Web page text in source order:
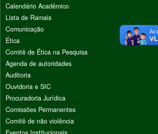
Calendário Acadêmico
Lista de Ramais
Comunicação
Ética
Comitê de Ética na Pesquisa
Agenda de autoridades
Auditoria
Ouvidoria e SIC
Procuradoria Jurídica
Comissões Permanentes
Comitê de não violência